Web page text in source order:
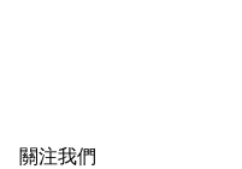
關注我們